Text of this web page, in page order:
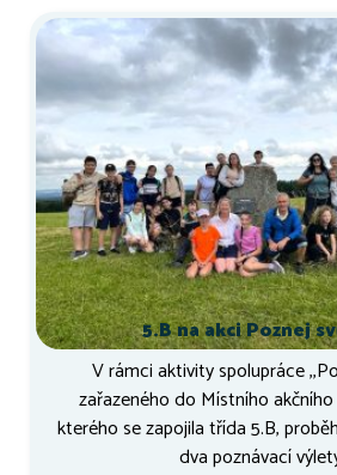
5.B na akci Poznej
V rámci aktivity spolupráce
zařazeného do Místního
kterého se zapojila třída 5.B,
dva poznávací